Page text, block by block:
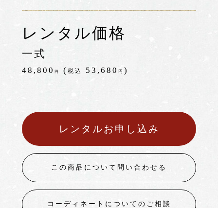
レンタル価格
一式
48,800 円 ( 税込 53,680 円 )
レンタルお申し込み
この商品について問い合わせる
コーディネートについてのご相談